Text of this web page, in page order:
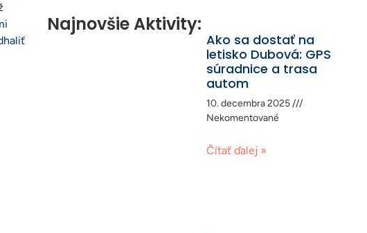
Najnovšie Aktivity:
Ako sa dostať na
letisko Dubová: GPS
súradnice a trasa
autom
10. decembra 2025
Nekomentované
Čítať ďalej »